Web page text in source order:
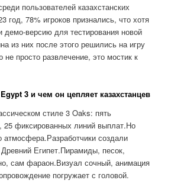
пользователей казахстанских
год, 78% игроков признались, что хотя
демо-версию для тестирования новой
из них после этого решились на игру
не просто развлечение, это мостик к
3 и чем он цепляет казахстанцев
стиле 3 Oaks: пять
25 фиксированных линий выплат.Но
атмосфера.Разработчики создали
Египет.Пирамиды, песок,
сам фараон.Визуал сочный, анимация
погружает с головой.